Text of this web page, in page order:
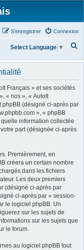
Connexion
S’enregistrer
h
r
Select Language ▼
Français » et ses sociétés
« nos », « AutoIt
phpBB (désigné ci-après par
», « phpBB
information collectée
part (désignée ci-après
Premièrement, en
créera un certain nombre
dans les fichiers
Les deux premiers
(désigné ci-après par
ci-après par « session-
le logiciel phpBB. Un
sur les sujets de
sur les sujets que
le forum.
au logiciel phpBB tout